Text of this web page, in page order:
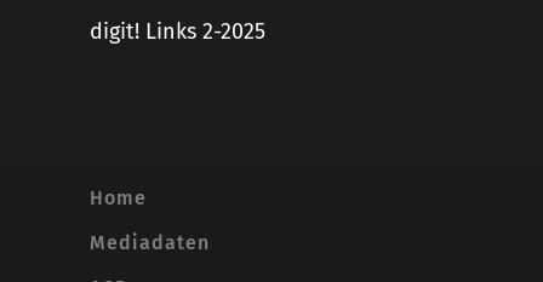
digit! Links 2-2025
Home
Mediadaten